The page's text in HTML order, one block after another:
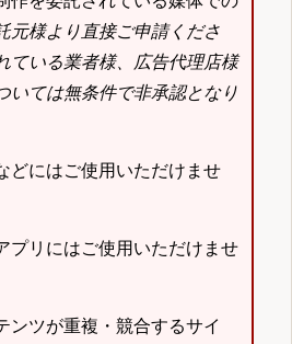
元様より直接ご申請くださ
ている業者様、広告代理店様
いては無条件で非承認となり
どにはご使用いただけませ
プリにはご使用いただけませ
ツが重複・競合するサイ